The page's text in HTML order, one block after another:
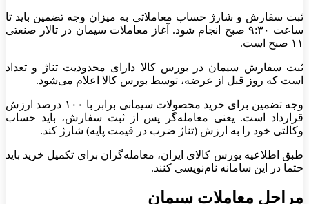
ثبت سفارش و شارژ حساب معاملاتی به میزان وجه تضمین باید تا
ساعت ۹:۳۰ صبح انجام شود. آغاز معاملات سیمان در تالار صنعتی
۱۱ صبح است.
ثبت سفارش سیمان در بورس کالا دارای محدودیت تناژ و تعداد
است که روز قبل از عرضه، توسط بورس کالا اعلام می‌شود.
وجه تضمین برای خرید محصولات سیمانی برابر با ۱۰۰ درصد ارزش
قرارداد است. یعنی معامله‌گر پس از ثبت سفارش، باید حساب
وکالتی خود را به ارزش (تناژ ضرب در قیمت پایه) شارژ کند.
طبق اطلاعیه بورس کالای ایران، معامله‌گران برای تکمیل خرید باید
حتما در این سامانه نام‌نویسی کنند.
مراحل معاملات سیمان